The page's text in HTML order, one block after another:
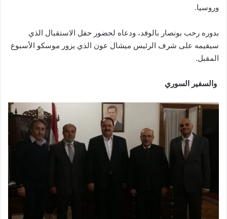
وروسيا.
بدوره رحب بونصار بالوفد، ودعاه لحضور حفل الاستقبال الذي
سيقيمه على شرف الرئيس ميشال عون الذي يزور موسكو الأسبوع
المقبل.
والسفير السوري